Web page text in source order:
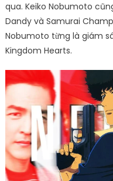
qua. Keiko Nobumoto
Dandy và Samurai
Nobumoto từng là giám
Kingdom Hearts.